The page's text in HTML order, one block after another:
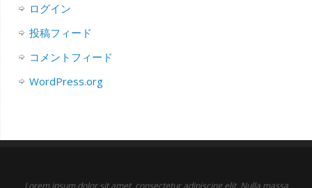
ログイン
投稿フィード
コメントフィード
WordPress.org
Lorem ipsum dolor sit amet, consectetur adipiscing elit. Nulla massa